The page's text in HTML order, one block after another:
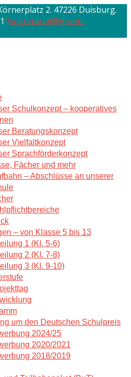
2. 47226 Duisburg.
sekretariat@green-
Schulkonzept – kooperatives
Beratungskonzept
Vielfaltkonzept
Sprachförderkonzept
Fächer und mehr
– Abschlüsse an unserer
– von Klasse 5 bis 13
1 (Kl. 5-6)
2 (Kl. 7-8)
3 (Kl. 9-10)
um den Deutschen Schulpreis
2024/25
2020/2021
2018/2019